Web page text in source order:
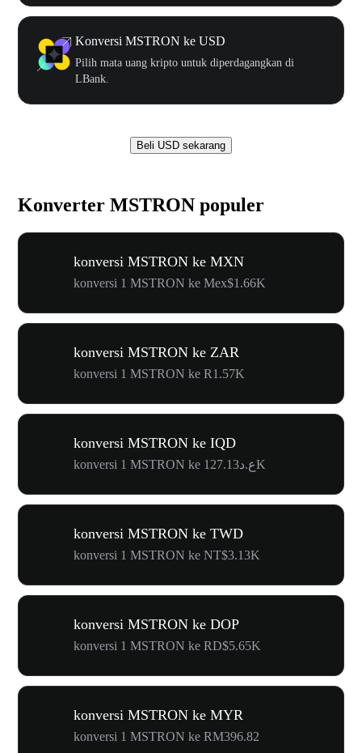
Konversi MSTRON ke USD
Pilih mata uang kripto untuk diperdagangkan di
LBank.
Beli USD sekarang
Konverter MSTRON populer
konversi MSTRON ke MXN
konversi 1 MSTRON ke Mex$1.66K
konversi MSTRON ke ZAR
konversi 1 MSTRON ke R1.57K
konversi MSTRON ke IQD
konversi 1 MSTRON ke ع.د127.13K
konversi MSTRON ke TWD
konversi 1 MSTRON ke NT$3.13K
konversi MSTRON ke DOP
konversi 1 MSTRON ke RD$5.65K
konversi MSTRON ke MYR
konversi 1 MSTRON ke RM396.82